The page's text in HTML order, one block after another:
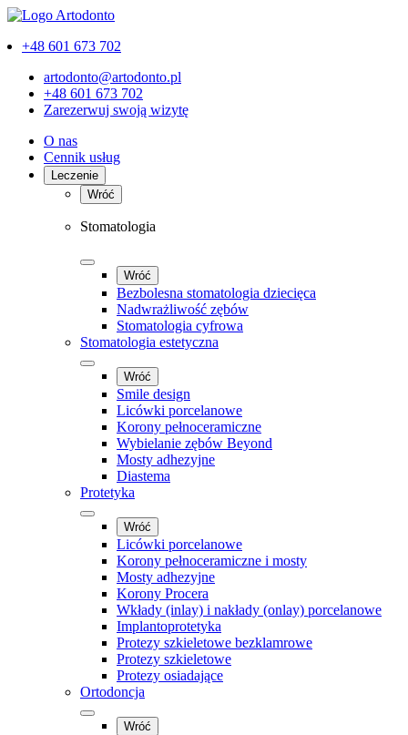
+48 601 673 702
artodonto@artodonto.pl
+48 601 673 702
Zarezerwuj swoją wizytę
O nas
Cennik usług
Leczenie
Wróć
Stomatologia
Wróć
Bezbolesna stomatologia dziecięca
Nadwrażliwość zębów
Stomatologia cyfrowa
Stomatologia estetyczna
Wróć
Smile design
Licówki porcelanowe
Korony pełnoceramiczne
Wybielanie zębów Beyond
Mosty adhezyjne
Diastema
Protetyka
Wróć
Licówki porcelanowe
Korony pełnoceramiczne i mosty
Mosty adhezyjne
Korony Procera
Wkłady (inlay) i nakłady (onlay) porcelanowe
Implantoprotetyka
Protezy szkieletowe bezklamrowe
Protezy szkieletowe
Protezy osiadające
Ortodoncja
Wróć